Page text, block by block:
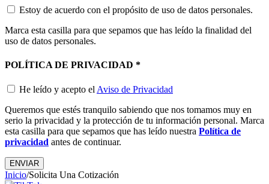
Estoy de acuerdo con el propósito de uso de datos personales.
Marca esta casilla para que sepamos que has leído la finalidad del
uso de datos personales.
POLÍTICA DE PRIVACIDAD *
He leído y acepto el Aviso de Privacidad
Queremos que estés tranquilo sabiendo que nos tomamos muy en
serio la privacidad y la protección de tu información personal. Marca
esta casilla para que sepamos que has leído nuestra Política de
privacidad antes de continuar.
Inicio/Solicita Una Cotización